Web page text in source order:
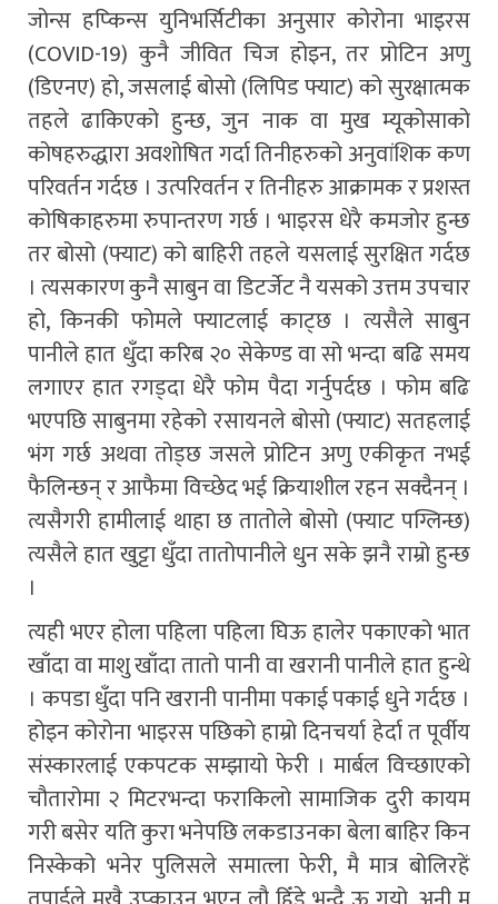
जोन्स हप्किन्स युनिभर्सिटीका अनुसार कोरोना भाइरस
(COVID-19) कुनै जीवित चिज होइन, तर प्रोटिन अणु
(डिएनए) हो, जसलाई बोसो (लिपिड फ्याट) को सुरक्षात्मक
तहले ढाकिएको हुन्छ, जुन नाक वा मुख म्यूकोसाको
कोषहरुद्धारा अवशोषित गर्दा तिनीहरुको अनुवांशिक कण
परिवर्तन गर्दछ । उत्परिवर्तन र तिनीहरु आक्रामक र प्रशस्त
कोषिकाहरुमा रुपान्तरण गर्छ । भाइरस धेरै कमजोर हुन्छ
तर बोसो (फ्याट) को बाहिरी तहले यसलाई सुरक्षित गर्दछ
। त्यसकारण कुनै साबुन वा डिटर्जेट नै यसको उत्तम उपचार
हो, किनकी फोमले फ्याटलाई काट्छ । त्यसैले साबुन
पानीले हात धुँदा करिब २० सेकेण्ड वा सो भन्दा बढि समय
लगाएर हात रगड्दा धेरै फोम पैदा गर्नुपर्दछ । फोम बढि
भएपछि साबुनमा रहेको रसायनले बोसो (फ्याट) सतहलाई
भंग गर्छ अथवा तोड्छ जसले प्रोटिन अणु एकीकृत नभई
फैलिन्छन् र आफैमा विच्छेद भई क्रियाशील रहन सक्दैनन् ।
त्यसैगरी हामीलाई थाहा छ तातोले बोसो (फ्याट पग्लिन्छ)
त्यसैले हात खुट्टा धुँदा तातोपानीले धुन सके झनै राम्रो हुन्छ
।
त्यही भएर होला पहिला पहिला घिऊ हालेर पकाएको भात
खाँदा वा माशु खाँदा तातो पानी वा खरानी पानीले हात हुन्थे
। कपडा धुँदा पनि खरानी पानीमा पकाई पकाई धुने गर्दछ ।
होइन कोरोना भाइरस पछिको हाम्रो दिनचर्या हेर्दा त पूर्वीय
संस्कारलाई एकपटक सम्झायो फेरी । मार्बल विच्छाएको
चौतारोमा २ मिटरभन्दा फराकिलो सामाजिक दुरी कायम
गरी बसेर यति कुरा भनेपछि लकडाउनका बेला बाहिर किन
निस्केको भनेर पुलिसले समात्ला फेरी, मै मात्र बोलिरहें